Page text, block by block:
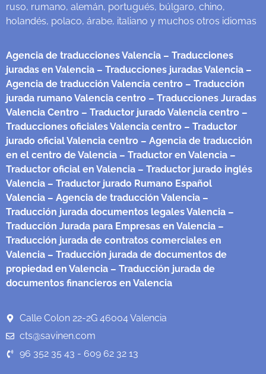
ruso, rumano, alemán, portugués, búlgaro, chino,
holandés, polaco, árabe, italiano y muchos otros idiomas
Agencia de traducciones Valencia – Traducciones
juradas en Valencia – Traducciones juradas Valencia –
Agencia de traducción Valencia centro – Traducción
jurada rumano Valencia centro – Traducciones Juradas
Valencia Centro – Traductor jurado Valencia centro –
Traducciones oficiales Valencia centro – Traductor
jurado oficial Valencia centro – Agencia de traducción
en el centro de Valencia – Traductor en Valencia –
Traductor oficial en Valencia – Traductor jurado inglés
Valencia – Traductor jurado Rumano Español
Valencia – Agencia de traducción Valencia –
Traducción jurada documentos legales Valencia –
Traducción Jurada para Empresas en Valencia –
Traducción jurada de contratos comerciales en
Valencia – Traducción jurada de documentos de
propiedad en Valencia – Traducción jurada de
documentos financieros en Valencia
Calle Colon 22-2G 46004 Valencia
cts@savinen.com
96 352 35 43 - 609 62 32 13